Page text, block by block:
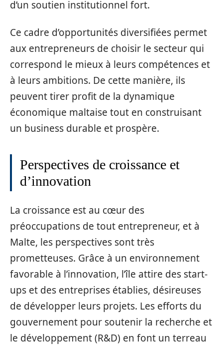
d’un soutien institutionnel fort.
Ce cadre d’opportunités diversifiées permet
aux entrepreneurs de choisir le secteur qui
correspond le mieux à leurs compétences et
à leurs ambitions. De cette manière, ils
peuvent tirer profit de la dynamique
économique maltaise tout en construisant
un business durable et prospère.
Perspectives de croissance et
d’innovation
La croissance est au cœur des
préoccupations de tout entrepreneur, et à
Malte, les perspectives sont très
prometteuses. Grâce à un environnement
favorable à l’innovation, l’île attire des start-
ups et des entreprises établies, désireuses
de développer leurs projets. Les efforts du
gouvernement pour soutenir la recherche et
le développement (R&D) en font un terreau